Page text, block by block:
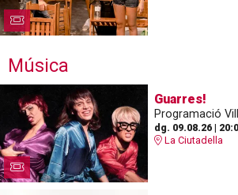
Música
Guarres!
Programació
dg. 09.08.26|
La Ciutadella